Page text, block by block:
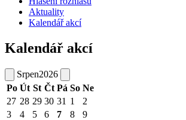
Aktuality
Kalendář akcí
Kalendář akcí
Srpen2026
Po Út St Čt Pá So Ne
27 28 29 30 31 1
2
3
4 5 6 7 8
9